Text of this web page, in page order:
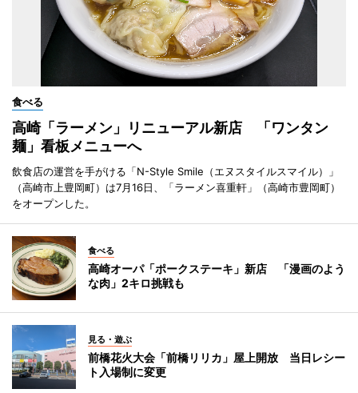
食べる
高崎「ラーメン」リニューアル新店 「ワンタン
麺」看板メニューへ
飲食店の運営を手がける「N-Style Smile（エヌスタイルスマイル）」
（高崎市上豊岡町）は7月16日、「ラーメン喜重軒」（高崎市豊岡町）
をオープンした。
食べる
高崎オーパ「ポークステーキ」新店 「漫画のよう
な肉」2キロ挑戦も
見る・遊ぶ
前橋花火大会「前橋リリカ」屋上開放 当日レシー
ト入場制に変更